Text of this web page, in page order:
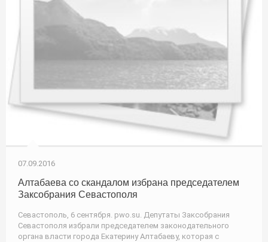
07.09.2016
Алтабаева со скандалом избрана председателем
Заксобрания Севастополя
Севастополь, 6 сентября. pwo.su. Депутаты Заксобрания
Севастополя избрали председателем законодательного
органа власти города Екатерину Алтабаеву, которая с